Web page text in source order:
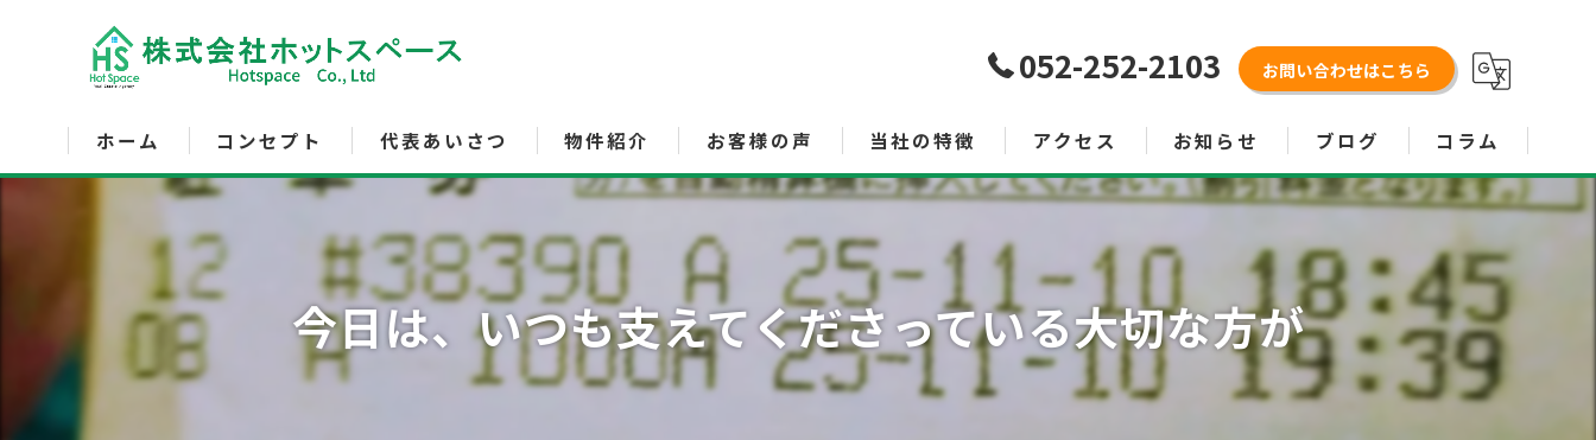
052-252-2103 お問い合わせはこちら
ホーム コンセプト 代表あいさつ 物件紹介 お客様の声 当社の特徴
査定
空き家管理サービス
土地
アクセス お知らせ ブログ コラム
今日は、いつも支えてくださっている大切な方が